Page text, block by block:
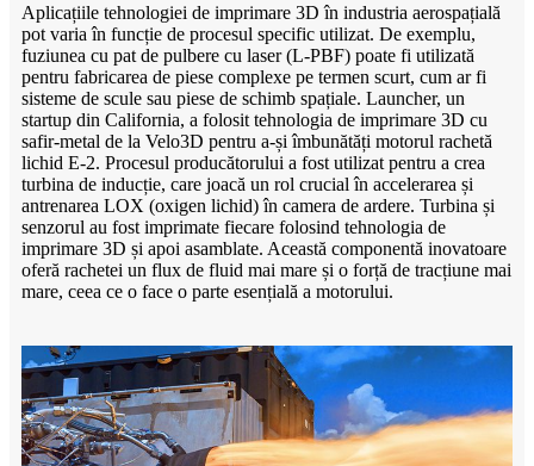
Aplicațiile tehnologiei de imprimare 3D în industria aerospațială
pot varia în funcție de procesul specific utilizat. De exemplu,
fuziunea cu pat de pulbere cu laser (L-PBF) poate fi utilizată
pentru fabricarea de piese complexe pe termen scurt, cum ar fi
sisteme de scule sau piese de schimb spațiale. Launcher, un
startup din California, a folosit tehnologia de imprimare 3D cu
safir-metal de la Velo3D pentru a-și îmbunătăți motorul rachetă
lichid E-2. Procesul producătorului a fost utilizat pentru a crea
turbina de inducție, care joacă un rol crucial în accelerarea și
antrenarea LOX (oxigen lichid) în camera de ardere. Turbina și
senzorul au fost imprimate fiecare folosind tehnologia de
imprimare 3D și apoi asamblate. Această componentă inovatoare
oferă rachetei un flux de fluid mai mare și o forță de tracțiune mai
mare, ceea ce o face o parte esențială a motorului.